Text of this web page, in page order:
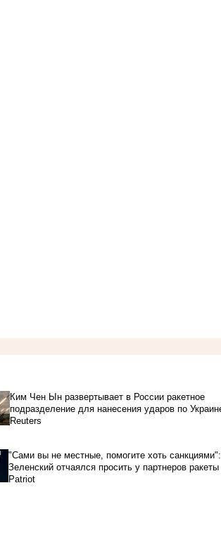
Ким Чен Ын развертывает в России ракетное
подразделение для нанесения ударов по
Reuters
"Сами вы не местные, помогите хоть санкциями":
Зеленский отчаялся просить у партнеров
Patriot